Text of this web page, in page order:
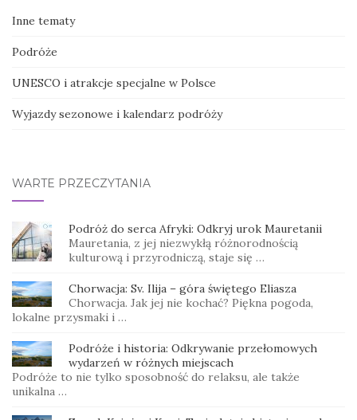
Inne tematy
Podróże
UNESCO i atrakcje specjalne w Polsce
Wyjazdy sezonowe i kalendarz podróży
WARTE PRZECZYTANIA
Podróż do serca Afryki: Odkryj urok Mauretanii
Mauretania, z jej niezwykłą różnorodnością
kulturową i przyrodniczą, staje się …
Chorwacja: Sv. Ilija – góra świętego Eliasza
Chorwacja. Jak jej nie kochać? Piękna pogoda,
lokalne przysmaki i …
Podróże i historia: Odkrywanie przełomowych
wydarzeń w różnych miejscach
Podróże to nie tylko sposobność do relaksu, ale także
unikalna …